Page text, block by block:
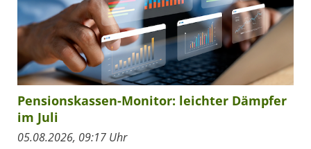
Pensionskassen-Monitor: leichter Dämpfer
im Juli
05.08.2026, 09:17 Uhr